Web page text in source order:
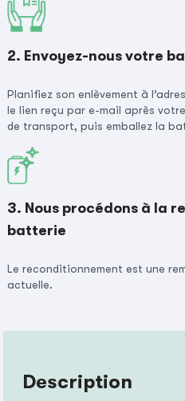
2. Envoyez-nous votre
Planifiez son enlèvement à
le lien reçu par e-mail après
de transport, puis emballez la
3. Nous procédons à la
batterie
Le reconditionnement est une
actuelle.
Description